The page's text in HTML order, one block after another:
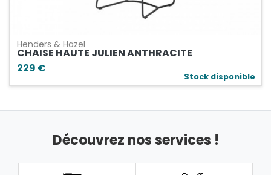
Henders & Hazel
CHAISE HAUTE JULIEN ANTHRACITE
229 €
Stock disponible
Découvrez nos services !